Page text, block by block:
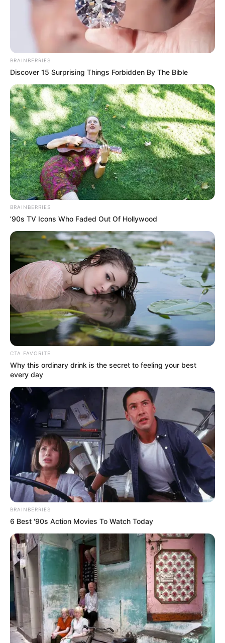
BRAINBERRIES
Discover 15 Surprising Things Forbidden By The Bible
BRAINBERRIES
’90s TV Icons Who Faded Out Of Hollywood
CTA FAVORITE
Why this ordinary drink is the secret to feeling your best
every day
BRAINBERRIES
6 Best '90s Action Movies To Watch Today